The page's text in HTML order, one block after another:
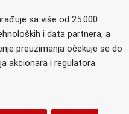
sa više od 25.000
i data partnera, a
preuzimanja očekuje se do
akcionara i regulatora.